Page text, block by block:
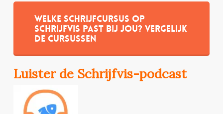
Welke schrijfcursus op
Schrijfvis past bij jou? Vergelijk
de cursussen
Luister de Schrijfvis-podcast